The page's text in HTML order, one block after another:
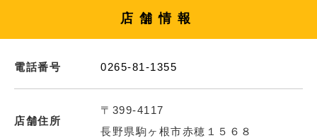
店舗情報
電話番号 0265-81-1355
店舗住所
〒399-4117
長野県駒ヶ根市赤穂１５６８